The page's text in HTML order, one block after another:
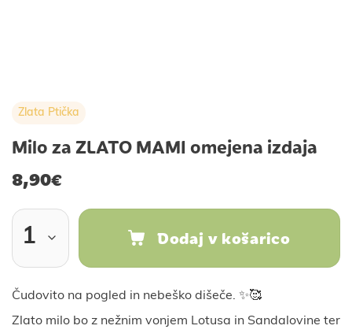
Zlata Ptička
Milo za ZLATO MAMI omejena izdaja
8,90€
Dodaj v košarico
Čudovito na pogled in nebeško dišeče. ✨🥰
Zlato milo bo z nežnim vonjem Lotusa in Sandalovine ter